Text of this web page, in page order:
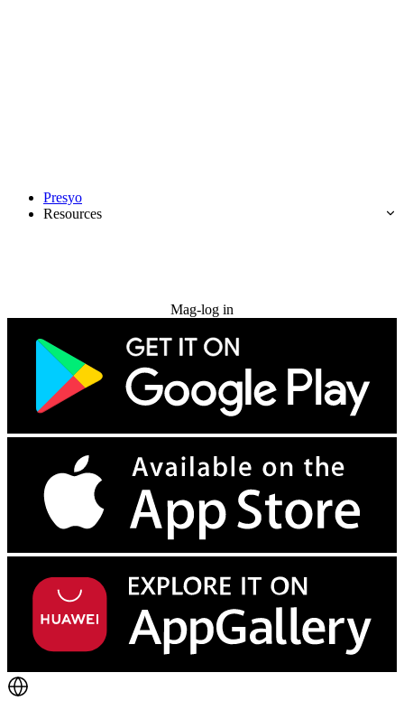
Presyo
Resources
Mag-log in